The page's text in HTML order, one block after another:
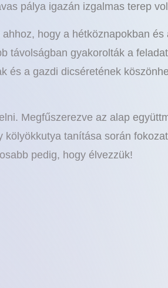
pálya igazán izgalmas terep
hogy a hétköznapokban
távolságban gyakorolták a
és a gazdi dicséretének
Megfűszerezve az alap
tanítása során
pedig, hogy élvezzük!